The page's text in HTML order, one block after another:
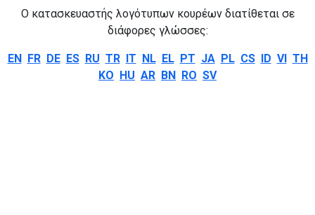
Ο κατασκευαστής λογότυπων κουρέων διατίθεται σε
διάφορες γλώσσες:
EN FR DE ES RU TR IT NL EL PT JA PL CS ID VI TH
KO HU AR BN RO SV